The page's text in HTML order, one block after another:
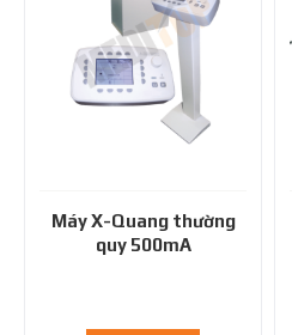
Máy X-Quang thường
quy 500mA